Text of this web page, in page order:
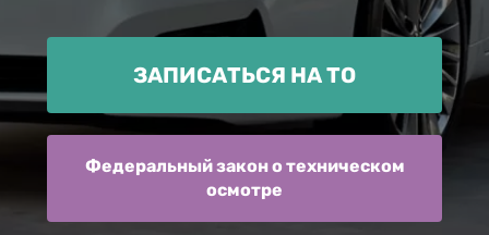
ЗАПИСАТЬСЯ НА ТО
Федеральный закон о техническом
осмотре